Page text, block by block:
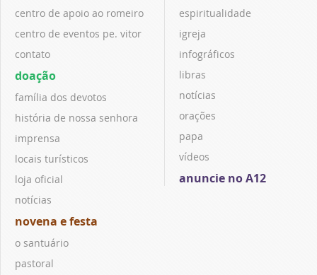
centro de apoio ao romeiro
centro de eventos pe. vitor
contato
doação
família dos devotos
história de nossa senhora
imprensa
locais turísticos
loja oficial
notícias
novena e festa
o santuário
pastoral
espiritualidade
igreja
infográficos
libras
notícias
orações
papa
vídeos
anuncie no A12